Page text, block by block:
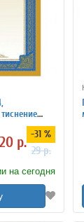
20 р. -31 %
29 р.
на сегодня